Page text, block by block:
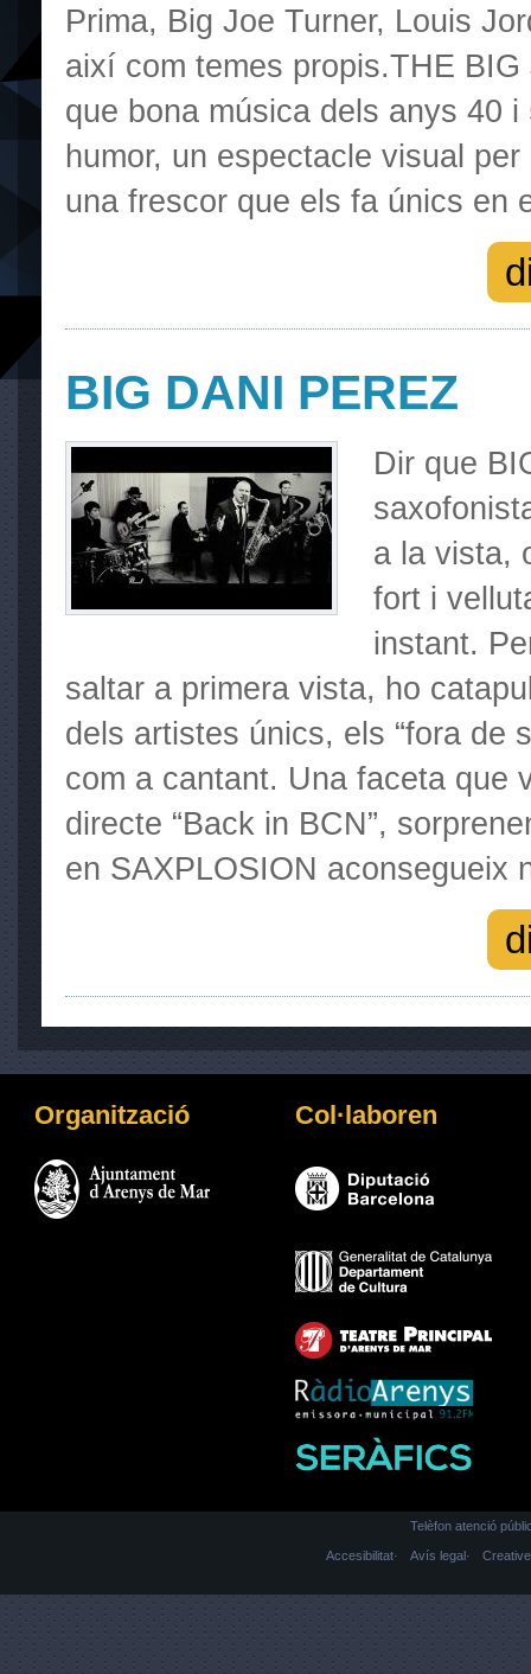
Prima, Big Joe Turner, Louis
així com temes propis.THE
que bona música dels anys 40
humor, un espectacle visual
una frescor que els fa únics en
BIG DANI PEREZ
Dir que
a la vista,
fort i
instant.
saltar a primera vista, ho
dels artistes únics, els “fora de
com a cantant. Una faceta que
directe “Back in BCN”,
en SAXPLOSION aconsegueix
Organització Col·laboren
Telèfon atenció
Accesibilitat Avís legal